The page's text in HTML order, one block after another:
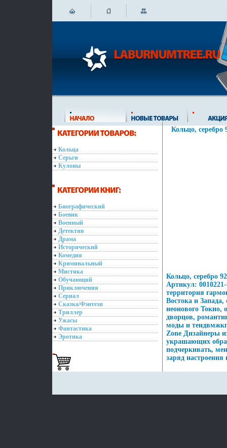
Кольца
Серьги
Кулоны
Биографический
Боевик
Военный
Детектив
Драма
Исторический
Комедия
Криминальный
Мистика
Обучающий
Приключения
Сериал
Сказка/Фэнтези
Триллер
Ужасы
Фантастика
Эротика
Кольцо, серебро
Кольцо, серебро
Артикул:
территория
Востока и Запада,
неонового Токио,
дворцов,
моды и
Zone Дизайнеры
украшающих
подчеркивать,
заряд настроения